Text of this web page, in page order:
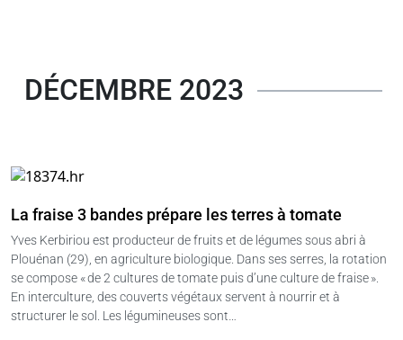
DÉCEMBRE 2023
La fraise 3 bandes prépare les terres à tomate
Yves Kerbiriou est producteur de fruits et de légumes sous abri à
Plouénan (29), en agriculture biologique. Dans ses serres, la rotation
se compose « de 2 cultures de tomate puis d’une culture de fraise ».
En interculture, des couverts végétaux servent à nourrir et à
structurer le sol. Les légumineuses sont…